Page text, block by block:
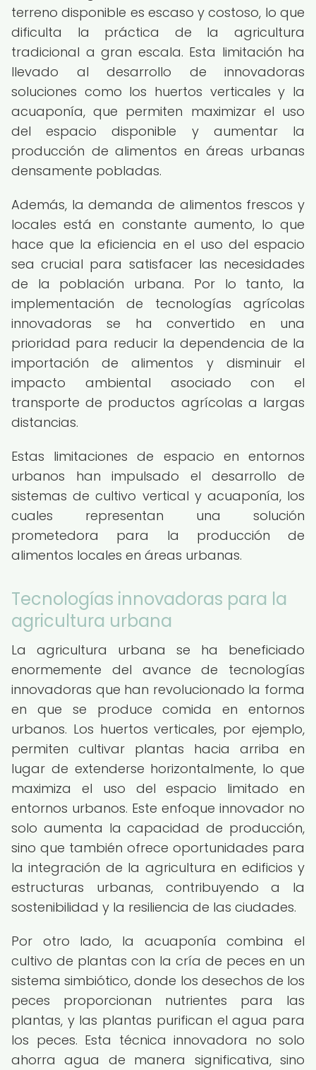
terreno disponible es escaso y costoso, lo que
dificulta la práctica de la agricultura
tradicional a gran escala. Esta limitación ha
llevado al desarrollo de innovadoras
soluciones como los huertos verticales y la
acuaponía, que permiten maximizar el uso
del espacio disponible y aumentar la
producción de alimentos en áreas urbanas
densamente pobladas.
Además, la demanda de alimentos frescos y
locales está en constante aumento, lo que
hace que la eficiencia en el uso del espacio
sea crucial para satisfacer las necesidades
de la población urbana. Por lo tanto, la
implementación de tecnologías agrícolas
innovadoras se ha convertido en una
prioridad para reducir la dependencia de la
importación de alimentos y disminuir el
impacto ambiental asociado con el
transporte de productos agrícolas a largas
distancias.
Estas limitaciones de espacio en entornos
urbanos han impulsado el desarrollo de
sistemas de cultivo vertical y acuaponía, los
cuales representan una solución
prometedora para la producción de
alimentos locales en áreas urbanas.
Tecnologías innovadoras para la
agricultura urbana
La agricultura urbana se ha beneficiado
enormemente del avance de tecnologías
innovadoras que han revolucionado la forma
en que se produce comida en entornos
urbanos. Los huertos verticales, por ejemplo,
permiten cultivar plantas hacia arriba en
lugar de extenderse horizontalmente, lo que
maximiza el uso del espacio limitado en
entornos urbanos. Este enfoque innovador no
solo aumenta la capacidad de producción,
sino que también ofrece oportunidades para
la integración de la agricultura en edificios y
estructuras urbanas, contribuyendo a la
sostenibilidad y la resiliencia de las ciudades.
Por otro lado, la acuaponía combina el
cultivo de plantas con la cría de peces en un
sistema simbiótico, donde los desechos de los
peces proporcionan nutrientes para las
plantas, y las plantas purifican el agua para
los peces. Esta técnica innovadora no solo
ahorra agua de manera significativa, sino